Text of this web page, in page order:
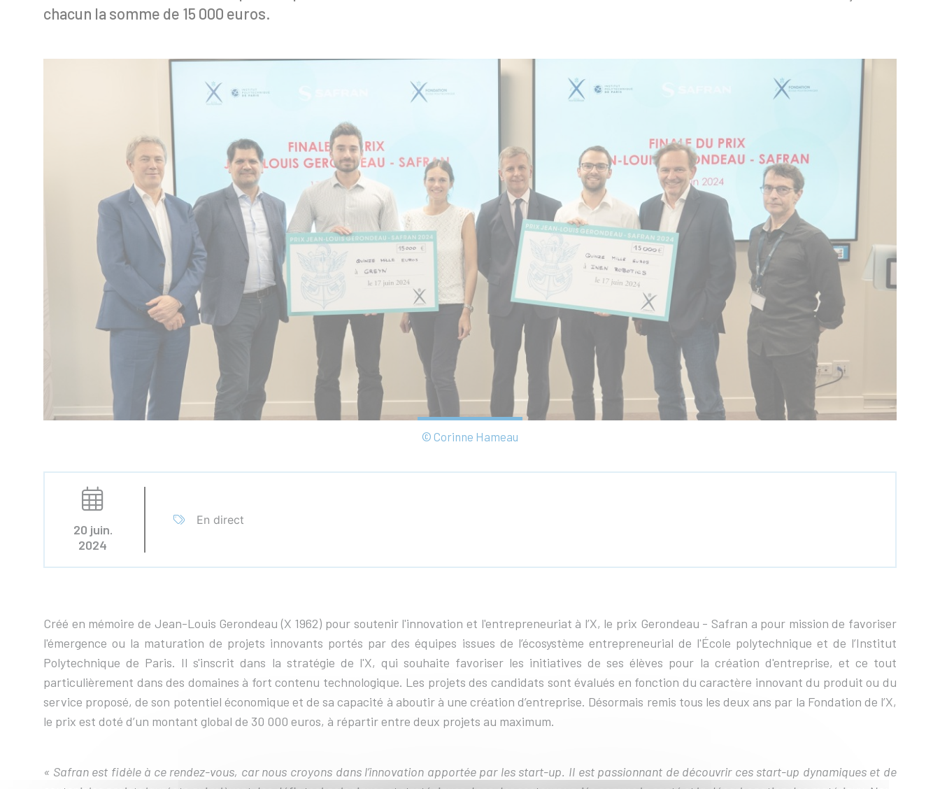
chacun la somme de 15 000 euros.
© Corinne Hameau
20 juin.
2024
En direct
Créé en mémoire de Jean-Louis Gerondeau (X 1962) pour soutenir l'innovation et l'entrepreneuriat à l’X, le prix Gerondeau - Safran a pour mission de favoriser
l'émergence ou la maturation de projets innovants portés par des équipes issues de l’écosystème entrepreneurial de l'École polytechnique et de l’Institut
Polytechnique de Paris. Il s'inscrit dans la stratégie de l'X, qui souhaite favoriser les initiatives de ses élèves pour la création d'entreprise, et ce tout
particulièrement dans des domaines à fort contenu technologique. Les projets des candidats sont évalués en fonction du caractère innovant du produit ou du
service proposé, de son potentiel économique et de sa capacité à aboutir à une création d’entreprise. Désormais remis tous les deux ans par la Fondation de l’X,
le prix est doté d’un montant global de 30 000 euros, à répartir entre deux projets au maximum.
« Safran est fidèle à ce rendez-vous, car nous croyons dans l’innovation apportée par les start-up. Il est passionnant de découvrir ces start-up dynamiques et de